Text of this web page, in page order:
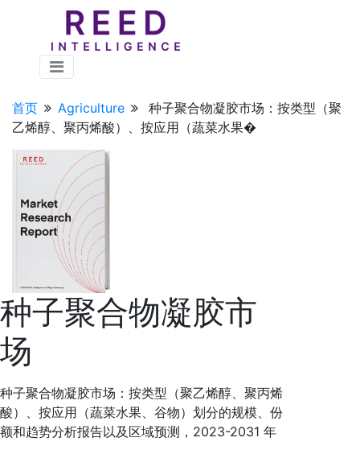
首页 Agriculture
种子聚合物凝胶市场：按类型（聚
乙烯醇、聚丙烯酸）、按应用（蔬菜水果�
种子聚合物凝胶市
场
种子聚合物凝胶市场：按类型（聚乙烯醇、聚丙烯
酸）、按应用（蔬菜水果、谷物）划分的规模、份
额和趋势分析报告以及区域预测，2023-2031 年